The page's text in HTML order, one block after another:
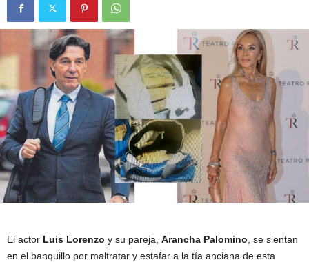
El actor Luis Lorenzo y su pareja, Arancha Palomino , se sientan
en el banquillo por maltratar y estafar a la tía anciana de esta